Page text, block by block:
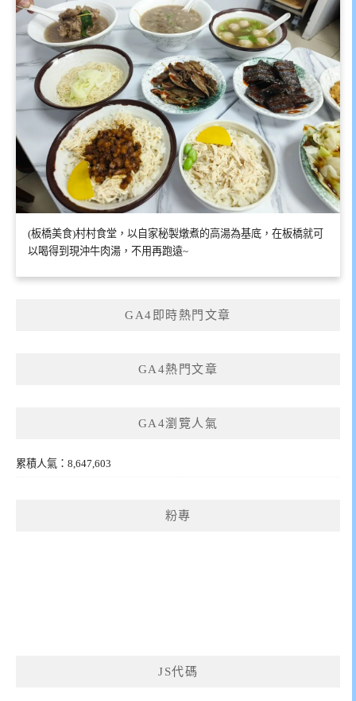
(板橋美食)村村食堂，以自家秘製燉煮的高湯為基底，在板橋就可
以喝得到現沖牛肉湯，不用再跑遠~
GA4即時熱門文章
GA4熱門文章
GA4瀏覽人氣
累積人氣：8,647,603
粉專
JS代碼